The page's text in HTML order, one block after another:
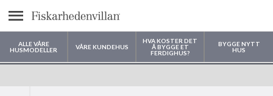
text.menu
ALLE VÅRE
HUSMODELLER
VÅRE KUNDEHUS
HVA KOSTER DET
Å BYGGE ET
FERDIGHUS?
BYGGE NYTT
HUS
Hvor vil du bygge huset ditt?